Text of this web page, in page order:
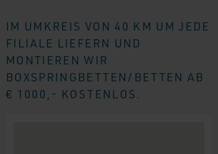
IM UMKREIS VON 40 KM UM JEDE
FILIALE LIEFERN UND
MONTIEREN WIR
BOXSPRINGBETTEN/BETTEN AB
€ 1000,- KOSTENLOS.